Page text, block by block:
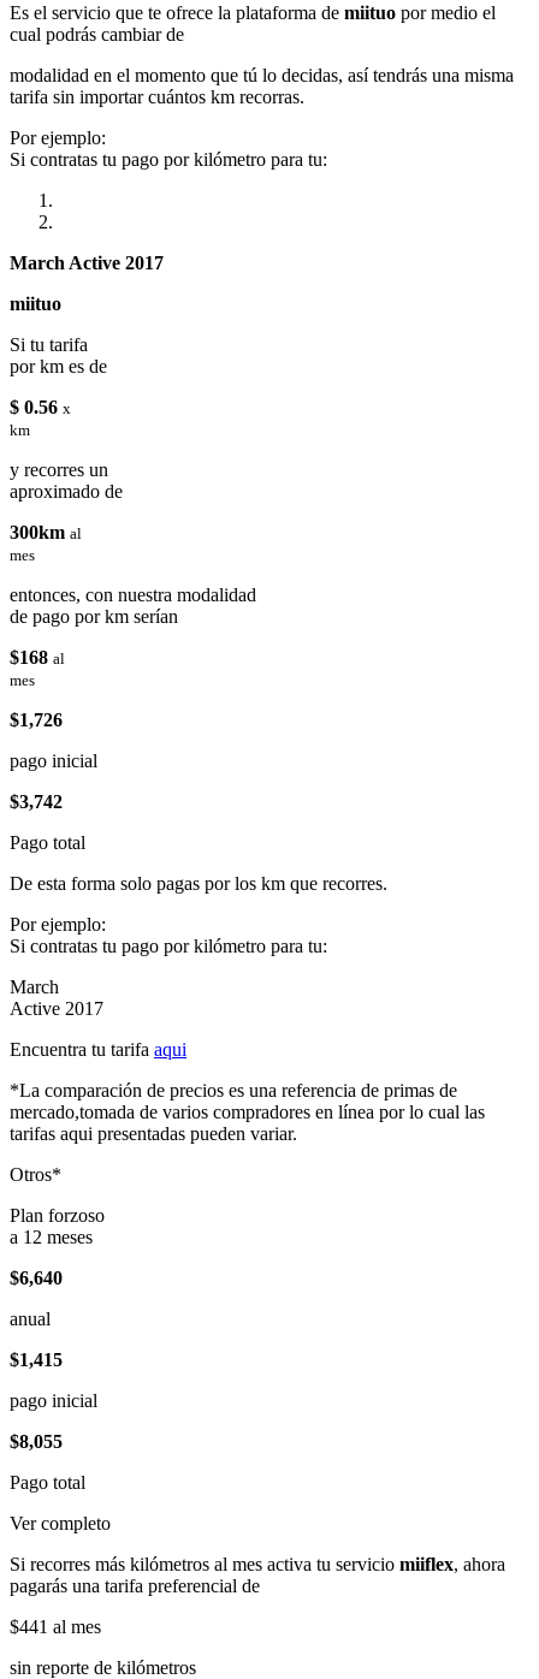
Es el servicio que te ofrece la plataforma de miituo por medio el
cual podrás cambiar de
modalidad en el momento que tú lo decidas, así tendrás una misma
tarifa sin importar cuántos km recorras.
Por ejemplo:
Si contratas tu pago por kilómetro para tu:
March Active 2017
miituo
Si tu tarifa
por km es de
$ 0.56 x
km
y recorres un
aproximado de
300km al
mes
entonces, con nuestra modalidad
de pago por km serían
$168 al
mes
$1,726
pago inicial
$3,742
Pago total
De esta forma solo pagas por los km que recorres.
Por ejemplo:
Si contratas tu pago por kilómetro para tu:
March
Active 2017
Encuentra tu tarifa aqui
*La comparación de precios es una referencia de primas de
mercado,tomada de varios compradores en línea por lo cual las
tarifas aqui presentadas pueden variar.
Otros*
Plan forzoso
a 12 meses
$6,640
anual
$1,415
pago inicial
$8,055
Pago total
Ver completo
Si recorres más kilómetros al mes activa tu servicio miiflex, ahora
pagarás una tarifa preferencial de
$441 al mes
sin reporte de kilómetros